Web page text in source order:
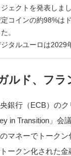
ジェクトを発表しまし
コインの約98%は
。
タルユーロは2029
ルド、フ
銀行（ECB）の
in Transition」
マネーでトーク
ークン化された